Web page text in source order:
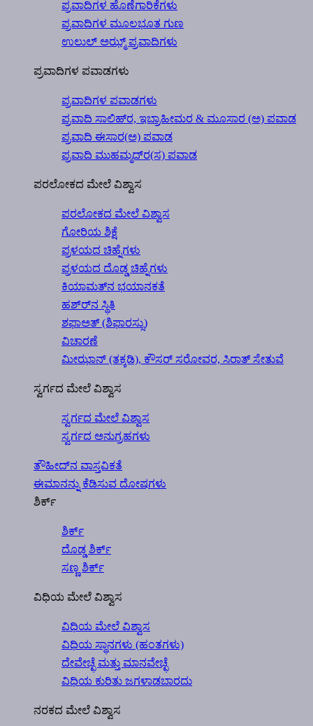
ಪ್ರವಾದಿಗಳ ಹೊಣೆಗಾರಿಕೆಗಳು
ಪ್ರವಾದಿಗಳ ಮೂಲಭೂತ ಗುಣ
ಉಲುಲ್ ಅಝ್ಮ್ ಪ್ರವಾದಿಗಳು
ಪ್ರವಾದಿಗಳ ಪವಾಡಗಳು
ಪ್ರವಾದಿಗಳ ಪವಾಡಗಳು
ಪ್ರವಾದಿ ಸಾಲಿಹ್‍ರ, ಇಬ್ರಾಹೀಮರ & ಮೂಸಾರ (ಅ) ಪವಾಡ
ಪ್ರವಾದಿ ಈಸಾರ(ಅ) ಪವಾಡ
ಪ್ರವಾದಿ ಮುಹಮ್ಮದ್‍ರ(ಸ) ಪವಾಡ
ಪರಲೋಕದ ಮೇಲೆ ವಿಶ್ವಾಸ
ಪರಲೋಕದ ಮೇಲೆ ವಿಶ್ವಾಸ
ಗೋರಿಯ ಶಿಕ್ಷೆ
ಪ್ರಳಯದ ಚಿಹ್ನೆಗಳು
ಪ್ರಳಯದ ದೊಡ್ಡ ಚಿಹ್ನೆಗಳು
ಕಿಯಾಮತ್‍ನ ಭಯಾನಕತೆ
ಹಶ್ರ್‍ನ ಸ್ಥಿತಿ
ಶಫಾಅತ್ (ಶಿಫಾರಸ್ಸು)
ವಿಚಾರಣೆ
ಮೀಝಾನ್ (ತಕ್ಕಡಿ), ಕೌಸರ್ ಸರೋವರ, ಸಿರಾತ್ ಸೇತುವೆ
ಸ್ವರ್ಗದ ಮೇಲೆ ವಿಶ್ವಾಸ
ಸ್ವರ್ಗದ ಮೇಲೆ ವಿಶ್ವಾಸ
ಸ್ವರ್ಗದ ಅನುಗ್ರಹಗಳು
ತೌಹೀದ್‍ನ ವಾಸ್ತವಿಕತೆ
ಈಮಾನನ್ನು ಕೆಡಿಸುವ ದೋಷಗಳು
ಶಿರ್ಕ್
ಶಿರ್ಕ್
ದೊಡ್ಡ ಶಿರ್ಕ್
ಸಣ್ಣ ಶಿರ್ಕ್
ವಿಧಿಯ ಮೇಲೆ ವಿಶ್ವಾಸ
ವಿಧಿಯ ಮೇಲೆ ವಿಶ್ವಾಸ
ವಿಧಿಯ ಸ್ಥಾನಗಳು (ಹಂತಗಳು)
ದೇವೇಚ್ಛೆ ಮತ್ತು ಮಾನವೇಚ್ಛೆ
ವಿಧಿಯ ಕುರಿತು ಜಗಳಾಡಬಾರದು
ನರಕದ ಮೇಲೆ ವಿಶ್ವಾಸ